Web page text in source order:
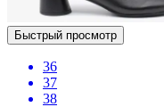
Быстрый просмотр
36
37
38